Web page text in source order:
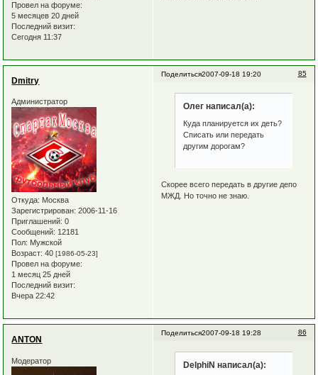
Провел на форуме:
5 месяцев 20 дней
Последний визит:
Сегодня 11:37
Поделиться 85
2007-09-18 19:20
Dmitry
Администратор
Откуда: Москва
Зарегистрирован: 2006-11-16
Приглашений: 0
Сообщений: 12181
Пол: Мужской
Возраст: 40[1986-05-23]
Провел на форуме:
1 месяц 25 дней
Последний визит:
Вчера 22:42
Олег написал(а):
Куда планируется их деть?
Списать или передать
другим дорогам?
Скорее всего передать в другие депо
МЖД. Но точно не знаю.
Поделиться 86
2007-09-18 19:28
ANTON
Модератор DelphiN написал(а):